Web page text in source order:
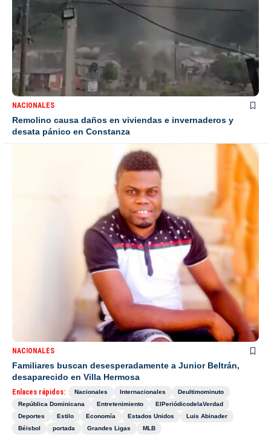
NACIONALES
Remolino causa daños en viviendas e invernaderos y
desata pánico en Constanza
NACIONALES
Familiares buscan desesperadamente a Junior Beltrán,
desaparecido en Villa Hermosa
Enlaces rápidos: Nacionales Internacionales
Deultimominuto
República Dominicana
Entretenimiento
ElPeriódicodelaVerdad
Deportes
Estilo Economía Estados Unidos
Luis Abinader
Béisbol
portada Grandes Ligas MLB